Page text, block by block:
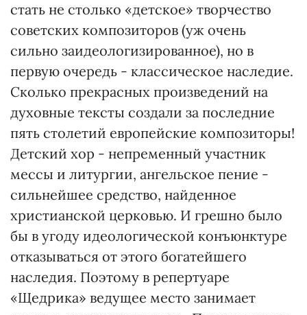
стать не столько «детское» творчество
советских композиторов (уж очень
сильно заидеологизированное), но в
первую очередь - классическое наследие.
Сколько прекрасных произведений на
духовные тексты создали за последние
пять столетий европейские композиторы!
Детский хор - непременный участник
мессы и литургии, ангельское пение -
сильнейшее средство, найденное
христианской церковью. И грешно было
бы в угоду идеологической конъюнктуре
отказываться от этого богатейшего
наследия. Поэтому в репертуаре
«Щедрика» ведущее место занимает